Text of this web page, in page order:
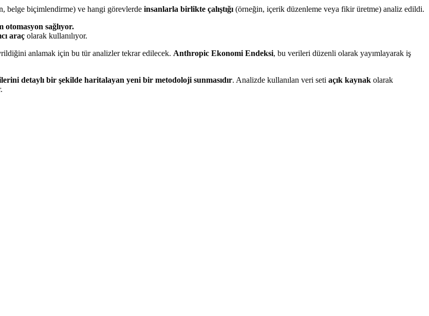
belge biçimlendirme) ve hangi görevlerde insanlarla birlikte çalıştığı (örneğin, içerik düzenleme veya fikir üretme) analiz edildi.
otomasyon sağlıyor.
araç olarak kullanılıyor.
anlamak için bu tür analizler tekrar edilecek. Anthropic Ekonomi Endeksi, bu verileri düzenli olarak yayımlayarak iş
detaylı bir şekilde haritalayan yeni bir metodoloji sunmasıdır. Analizde kullanılan veri seti açık kaynak olarak